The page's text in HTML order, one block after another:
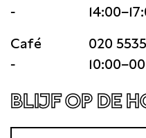
-
Café
020
-
BLIJF OP DE